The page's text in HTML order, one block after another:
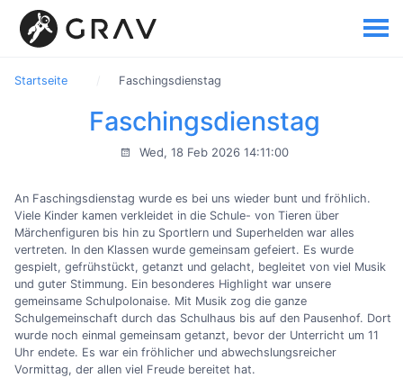
Startseite Faschingsdienstag
Faschingsdienstag
Wed, 18 Feb 2026 14:11:00
An Faschingsdienstag wurde es bei uns wieder bunt und fröhlich.
Viele Kinder kamen verkleidet in die Schule- von Tieren über
Märchenfiguren bis hin zu Sportlern und Superhelden war alles
vertreten. In den Klassen wurde gemeinsam gefeiert. Es wurde
gespielt, gefrühstückt, getanzt und gelacht, begleitet von viel Musik
und guter Stimmung. Ein besonderes Highlight war unsere
gemeinsame Schulpolonaise. Mit Musik zog die ganze
Schulgemeinschaft durch das Schulhaus bis auf den Pausenhof. Dort
wurde noch einmal gemeinsam getanzt, bevor der Unterricht um 11
Uhr endete. Es war ein fröhlicher und abwechslungsreicher
Vormittag, der allen viel Freude bereitet hat.